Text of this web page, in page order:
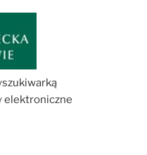
elektroniczne